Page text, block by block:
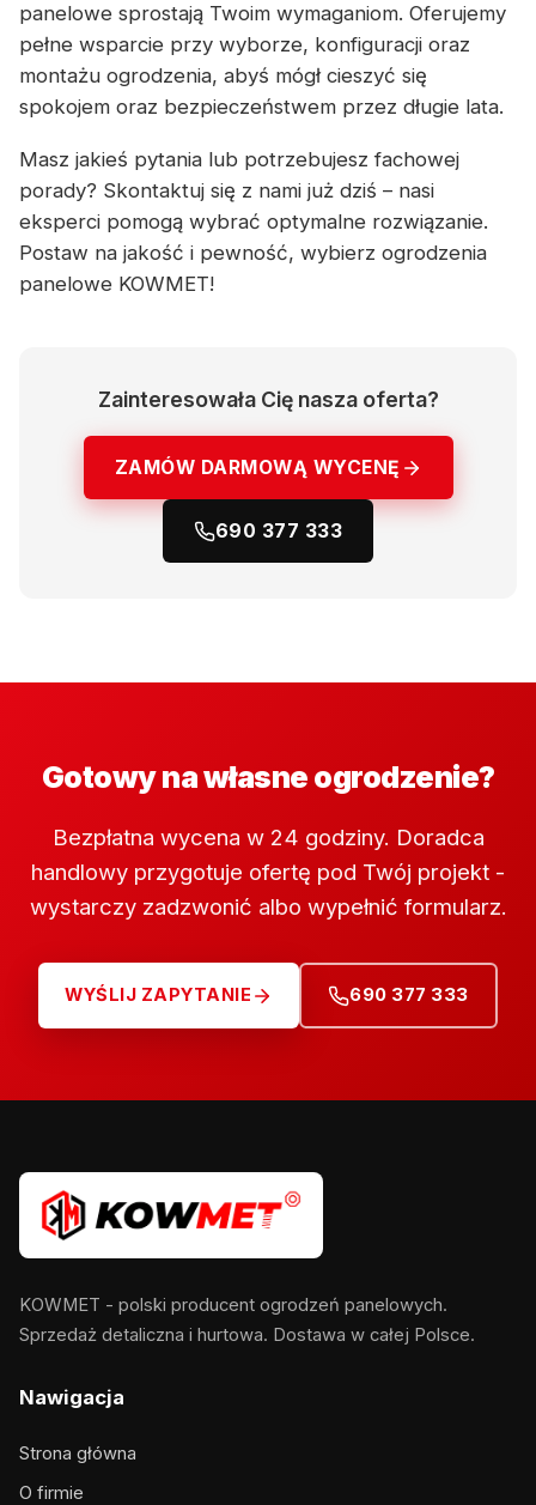
panelowe sprostają Twoim wymaganiom. Oferujemy
pełne wsparcie przy wyborze, konfiguracji oraz
montażu ogrodzenia, abyś mógł cieszyć się
spokojem oraz bezpieczeństwem przez długie lata.
Masz jakieś pytania lub potrzebujesz fachowej
porady? Skontaktuj się z nami już dziś – nasi
eksperci pomogą wybrać optymalne rozwiązanie.
Postaw na jakość i pewność, wybierz ogrodzenia
panelowe KOWMET!
Zainteresowała Cię nasza oferta?
ZAMÓW DARMOWĄ WYCENĘ
690 377 333
Gotowy na własne ogrodzenie?
Bezpłatna wycena w 24 godziny. Doradca
handlowy przygotuje ofertę pod Twój projekt -
wystarczy zadzwonić albo wypełnić formularz.
WYŚLIJ ZAPYTANIE 690 377 333
KOWMET - polski producent ogrodzeń panelowych.
Sprzedaż detaliczna i hurtowa. Dostawa w całej Polsce.
Nawigacja
Strona główna
O firmie